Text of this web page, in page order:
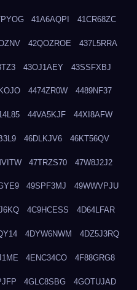
41A6AQPI 41CR68ZC
42QOZROE 437L5RRA
43OJ1AEY 43SSFXBJ
4474ZR0W 4489NF37
44VA5KJF 44XI8AFW
46DLKJV6 46KT56QV
47TRZS70 47W8J2J2
49SPF3MJ 49WWVPJU
4C9HCESS 4D64LFAR
4DYW6NWM 4DZ5J3RQ
4ENC34CO 4F88GRG8
4GLC8SBG 4GOTUJAD